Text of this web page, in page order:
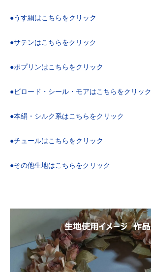
●うす絹はこちらをクリック
●サテンはこちらをクリック
●ポプリンはこちらをクリック
●ビロード・シール・モアはこちらをクリック
●本絹・シルク系はこちらをクリック
●チュールはこちらをクリック
●その他生地はこちらをクリック